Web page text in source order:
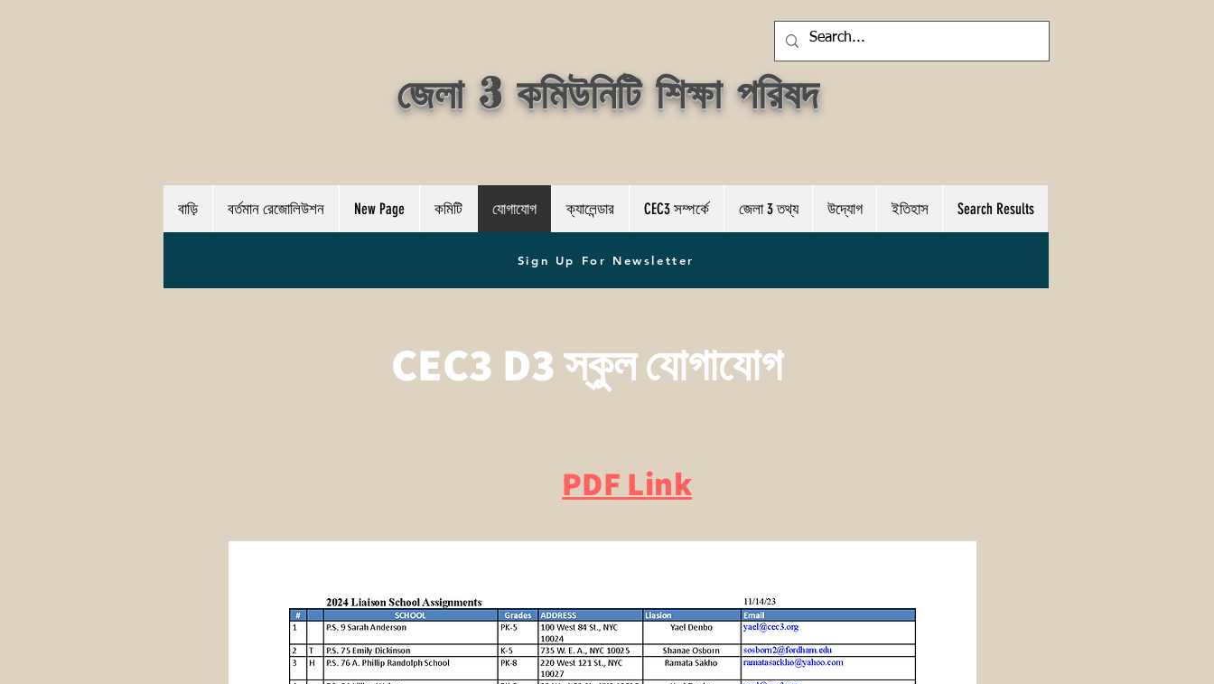
জেলা 3 কমিউনিটি শিক্ষা পরিষদ
বাড়ি বর্তমান রেজোলিউশন New Page কমিটি যোগাযোগ ক্যালেন্ডার CEC3 সম্পর্কে জেলা 3 তথ্য উদ্যোগ ইতিহাস Search Results
Sign Up For Newsletter
CEC3 D3 স্কুল যোগাযোগ
PDF Link